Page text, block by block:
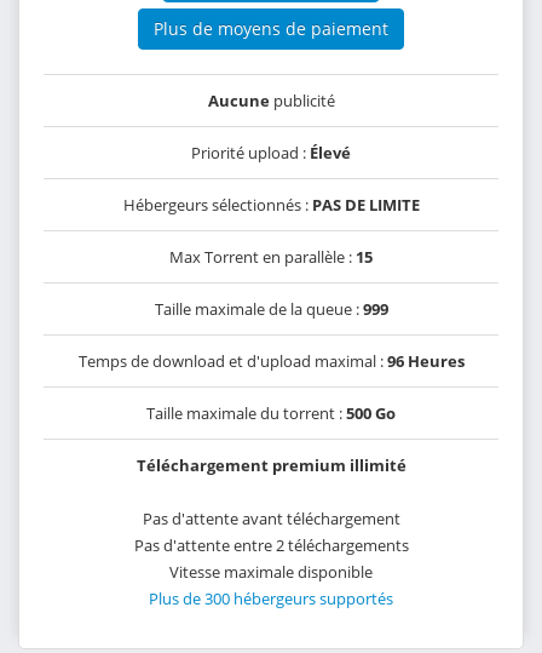
Plus de moyens de paiement
Aucunepublicité
Priorité upload : Élevé
Hébergeurs sélectionnés : PAS DE LIMITE
Max Torrent en parallèle : 15
Taille maximale de la queue :999
Temps de download et d'upload maximal :96 Heures
Taille maximale du torrent :500 Go
Téléchargement premium illimité
Pas d'attente avant téléchargement
Pas d'attente entre 2 téléchargements
Vitesse maximale disponible
Plus de 300 hébergeurs supportés